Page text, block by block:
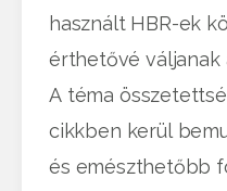
használt HBR-ek
érthetővé váljanak
A téma
cikkben kerül
és emészthetőbb